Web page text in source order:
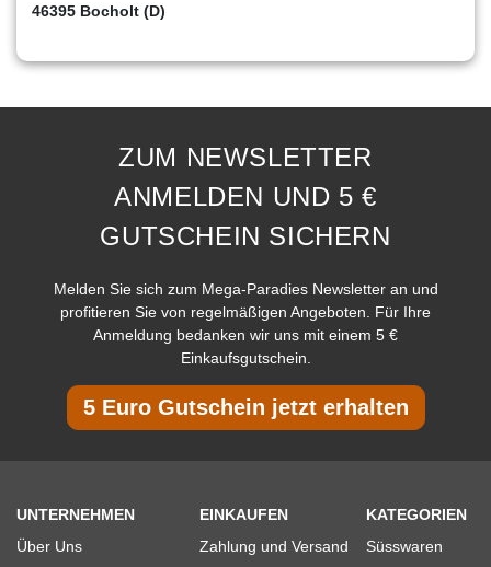
46395 Bocholt (D)
ZUM NEWSLETTER
ANMELDEN UND 5 €
GUTSCHEIN SICHERN
Melden Sie sich zum Mega-Paradies Newsletter an und
profitieren Sie von regelmäßigen Angeboten. Für Ihre
Anmeldung bedanken wir uns mit einem 5 €
Einkaufsgutschein.
5 Euro Gutschein jetzt erhalten
UNTERNEHMEN
Über Uns
EINKAUFEN
Zahlung und Versand
KATEGORIEN
Süsswaren